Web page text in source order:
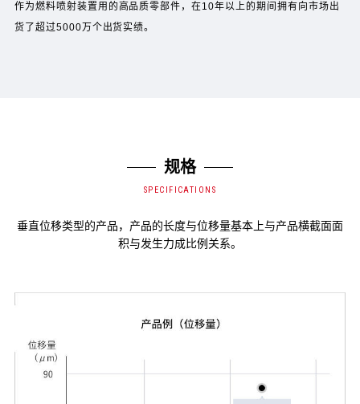
作为燃料喷射装置用的高品质零部件，在10年以上的期间拥有向市场出
货了超过5000万个出货实绩。
规格
SPECIFICATIONS
垂直位移类型的产品，产品的长度与位移量基本上与产品横截面面
积与发生力成比例关系。